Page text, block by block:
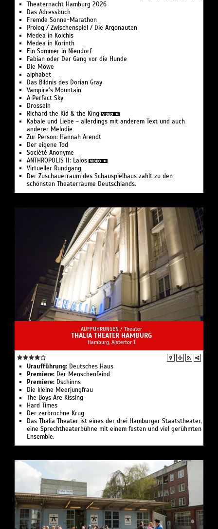
Theaternacht Hamburg 2026
Das Adressbuch
Fremde Sonne-Marathon
Prolog / Zwischenspiel / Die Argonauten
Medea in Kolchis
Medea in Korinth
Ein Sommer in Niendorf
Fabian oder Der Gang vor die Hunde
Die Möwe
alphabet
Das Bildnis des Dorian Gray
Vampire’s Mountain
A Perfect Sky
Drosseln
Richard the Kid & the King
Kabale und Liebe - allerdings mit anderem Text und auch
anderer Melodie
Zur Person: Hannah Arendt
Der eigene Tod
Société Anonyme
ANTHROPOLIS II: Laios
Virtueller Rundgang
Der Zuschauerraum des Schauspielhaus zählt zu den
schönsten Theaterräume Deutschlands.
AUFFÜHRUNGEN / Theater
THALIA THEATER HAMBURG
Hamburg, Alstertor 1
Uraufführung: Deutsches Haus
Premiere: Der Menschenfeind
Premiere: Dschinns
Die kleine Meerjungfrau
The Boys Are Kissing
Hard Times
Der zerbrochne Krug
Das Thalia Theater ist eines der drei Hamburger Staatstheater,
eine Sprechtheaterbühne mit einem festen und viel gerühmten
Ensemble.